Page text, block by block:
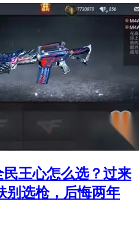
民王心怎么选？过来
别选枪，后悔两年